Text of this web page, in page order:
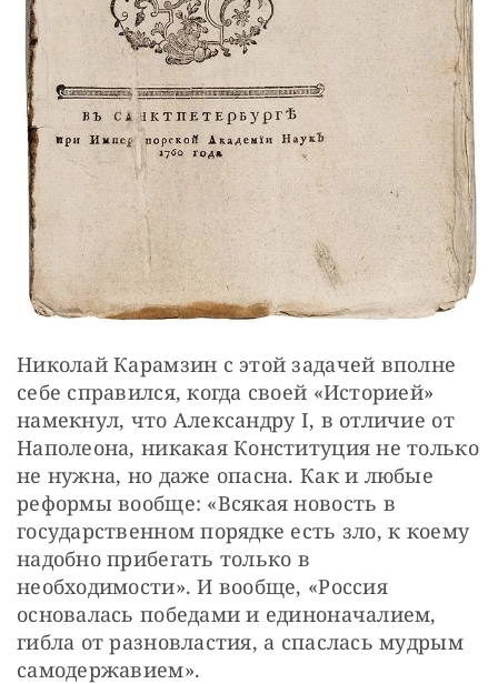
Николай Карамзин с этой задачей вполне
себе справился, когда своей «Историей»
намекнул, что Александру I, в отличие от
Наполеона, никакая Конституция не только
не нужна, но даже опасна. Как и любые
реформы вообще: «Всякая новость в
государственном порядке есть зло, к коему
надобно прибегать только в
необходимости». И вообще, «Россия
основалась победами и единоначалием,
гибла от разновластия, а спаслась мудрым
самодержавием».